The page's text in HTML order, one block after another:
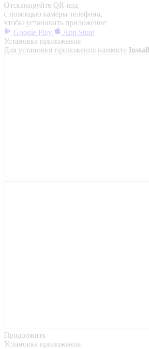
Отсканируйте QR-код
с помощью камеры телефона,
чтобы установить приложение
Google Play
App Store
Установка приложения
Для установки приложения нажмите Install
Продолжить
Установка приложения